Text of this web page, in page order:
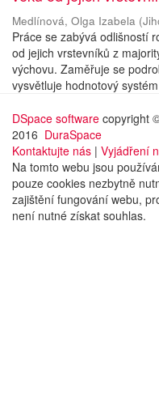
Medlínová, Olga Izabela (
Práce se zabývá odlišností
od jejich vrstevníků z
výchovu. Zaměřuje se
vysvětluje hodnotový
DSpace software copyright
2016 DuraSpace
Kontaktujte nás | Vyjádření
Na tomto webu jsou
pouze cookies nezbytně
zajištění fungování webu,
není nutné získat souhlas.